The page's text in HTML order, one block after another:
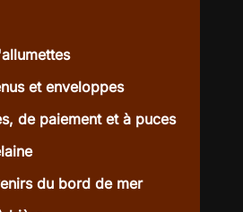
et enveloppes
de paiement et à puces
du bord de mer